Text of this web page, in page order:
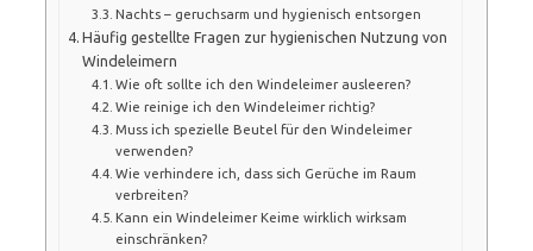
Nachts – geruchsarm und hygienisch entsorgen
Häufig gestellte Fragen zur hygienischen Nutzung von
Windeleimern
Wie oft sollte ich den Windeleimer ausleeren?
Wie reinige ich den Windeleimer richtig?
Muss ich spezielle Beutel für den Windeleimer
verwenden?
Wie verhindere ich, dass sich Gerüche im Raum
verbreiten?
Kann ein Windeleimer Keime wirklich wirksam
einschränken?